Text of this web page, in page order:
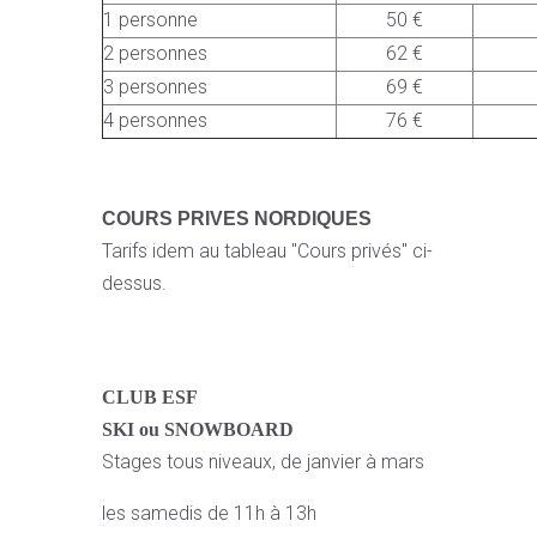
1 personne
50 €
2 personnes
62 €
3 personnes
69 €
4 personnes
76 €
COURS PRIVES NORDIQUES
Tarifs idem au tableau "Cours privés" ci-
dessus.
CLUB ESF
SKI ou SNOWBOARD
Stages tous niveaux, de janvier à mars
les samedis de 11h à 13h